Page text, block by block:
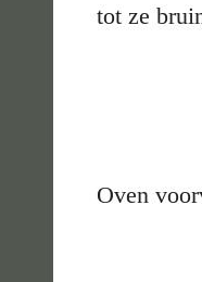
tot ze
Oven